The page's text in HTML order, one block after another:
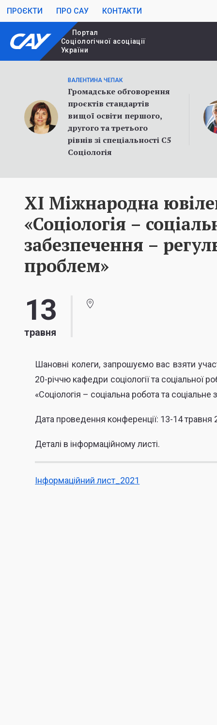
ПРОЄКТИ ПРО САУ КОНТАКТИ
Портал
Cоціологічної асоціації
України
ВАЛЕНТИНА ЧЕПАК
Громадське обговорення
проєктів стандартів
вищої освіти першого,
другого та третього
рівнів зі спеціальності С5
Соціологія
ХІ Міжнародна
«Соціологія –
забезпечення –
проблем»
13
травня
Шановні колеги, запрошуємо вас взяти
20-річчю кафедри соціології та соціальної
«Соціологія – соціальна робота та
Дата проведення конференції: 13-14 травня
Деталі в інформаційному листі.
Інформаційний лист_2021